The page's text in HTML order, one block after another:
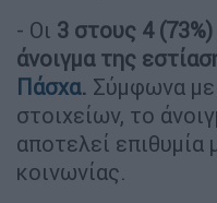
- Οι 3 στους 4
άνοιγμα της
Πάσχα. Σύμφωνα
στοιχείων, το
αποτελεί
κοινωνίας.